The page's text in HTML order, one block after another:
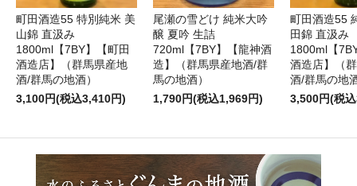
町田酒造55 特別純米 美
山錦 直汲み
1800ml【7BY】【町田
酒造店】（群馬県産地
酒/群馬の地酒）
3,100円(税込3,410円)
尾瀬の雪どけ 純米大吟
醸 夏吟 生詰
720ml【7BY】【龍神酒
造】（群馬県産地酒/群
馬の地酒）
1,790円(税込1,969円)
町田酒造55
田錦 直汲み
1800ml【
酒造店】（
酒/群馬の地
3,500円(税